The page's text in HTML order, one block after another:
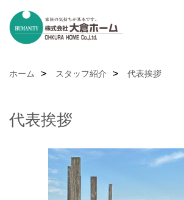
ホーム スタッフ紹介 代表挨拶
代表挨拶